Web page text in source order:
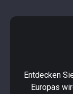
Entdecken
Europas